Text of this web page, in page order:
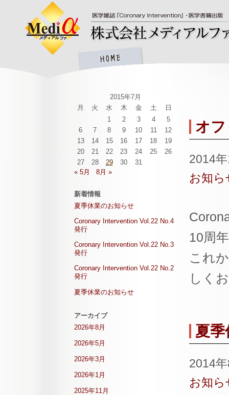
オ
2014
お知ら
10周
これ
しく
夏
2014
お知ら
2015年7月
月
火 水 木 金 土
日
1
2 3 4
5
6
7 8 9 10 11
12
13
14 15 16 17 18
19
20
21 22 23 24 25
26
27
28 29 30
31
« 5月
8月 »
新着情報
夏季休業のお知らせ
Coronary Intervention Vol.22 No.4
発行
Coronary Intervention Vol.22 No.3
発行
Coronary Intervention Vol.22 No.2
発行
夏季休業のお知らせ
アーカイブ
2026年8月
2026年5月
2026年3月
2026年1月
2025年11月